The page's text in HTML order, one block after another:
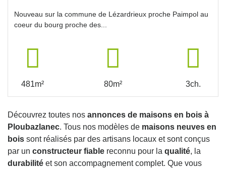
Nouveau sur la commune de Lézardrieux proche Paimpol au
coeur du bourg proche des...
481m² 80m² 3ch.
Découvrez toutes nos annonces de maisons en bois à
Ploubazlanec. Tous nos modèles de maisons neuves en
bois sont réalisés par des artisans locaux et sont conçus
par un constructeur fiable reconnu pour la qualité, la
durabilité et son accompagnement complet. Que vous